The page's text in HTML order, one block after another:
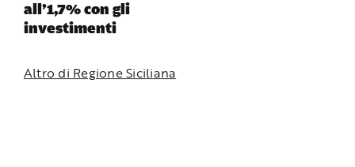
all’1,7% con gli
investimenti
Altro di Regione Siciliana